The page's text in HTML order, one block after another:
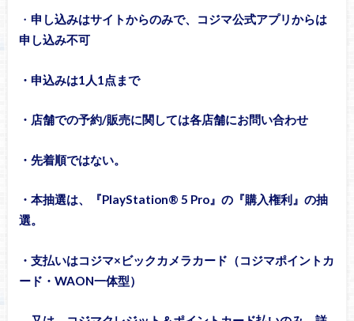
・ 申し込みはサイトからのみで、コジマ公式アプリからは
申し込み不可
・申込みは1人1点まで
・店舗での予約/販売に関しては各店舗にお問い合わせ
・先着順ではない。
・本抽選は、『PlayStation® 5 Pro』の『購入権利』の抽
選。
・支払いはコジマ×ビックカメラカード（コジマポイントカ
ード・WAON一体型）